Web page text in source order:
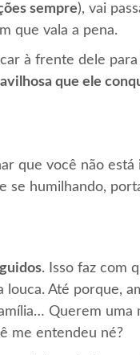
sempre), vai
que vala a pena.
à frente dele
que ele
que você não está
se humilhando,
. Isso faz com
Até porque,
Querem uma
me entendeu né?